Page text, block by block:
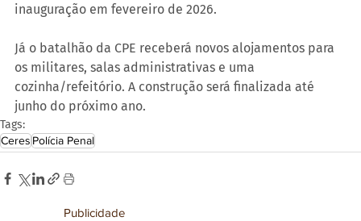
inauguração em fevereiro de 2026.
Já o batalhão da CPE receberá novos alojamentos para
os militares, salas administrativas e uma
cozinha/refeitório. A construção será finalizada até
junho do próximo ano.
Tags:
Ceres Polícia Penal
Publicidade